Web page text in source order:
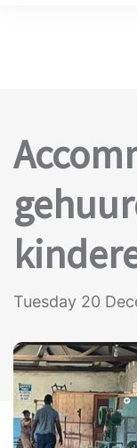
Tuesday 20